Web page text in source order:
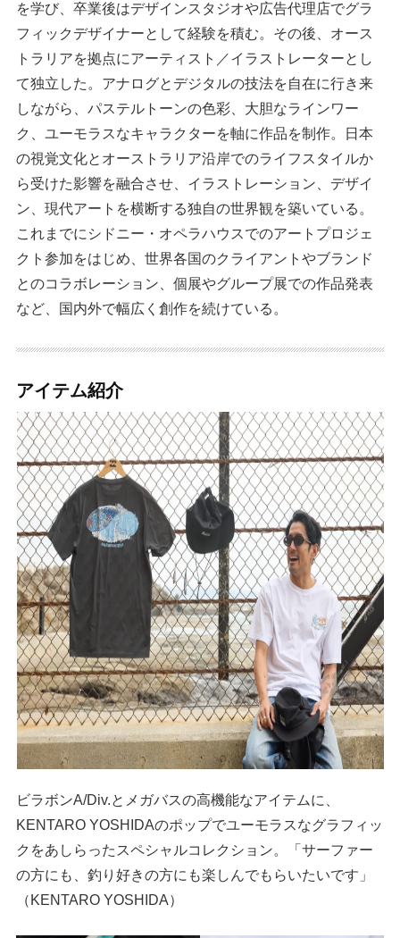
を学び、卒業後はデザインスタジオや広告代理店でグラ
フィックデザイナーとして経験を積む。その後、オース
トラリアを拠点にアーティスト／イラストレーターとし
て独立した。アナログとデジタルの技法を自在に行き来
しながら、パステルトーンの色彩、大胆なラインワー
ク、ユーモラスなキャラクターを軸に作品を制作。日本
の視覚文化とオーストラリア沿岸でのライフスタイルか
ら受けた影響を融合させ、イラストレーション、デザイ
ン、現代アートを横断する独自の世界観を築いている。
これまでにシドニー・オペラハウスでのアートプロジェ
クト参加をはじめ、世界各国のクライアントやブランド
とのコラボレーション、個展やグループ展での作品発表
など、国内外で幅広く創作を続けている。
アイテム紹介
ビラボンA/Div.とメガバスの高機能なアイテムに、
KENTARO YOSHIDAのポップでユーモラスなグラフィッ
クをあしらったスペシャルコレクション。「サーファー
の方にも、釣り好きの方にも楽しんでもらいたいです」
（KENTARO YOSHIDA）